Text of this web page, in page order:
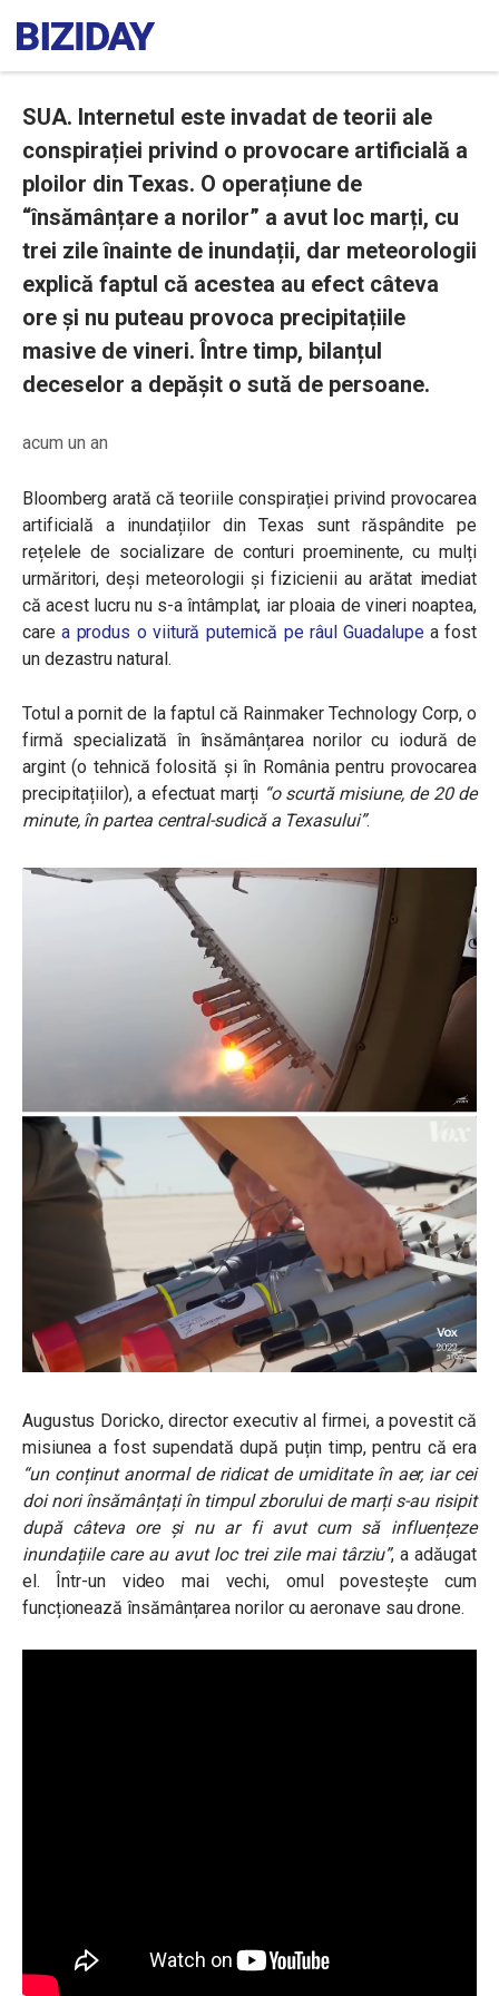
SUA. Internetul este invadat de teorii ale
conspirației privind o provocare artificială a
ploilor din Texas. O operațiune de
“însămânțare a norilor” a avut loc marți, cu
trei zile înainte de inundații, dar meteorologii
explică faptul că acestea au efect câteva
ore și nu puteau provoca precipitațiile
masive de vineri. Între timp, bilanțul
deceselor a depășit o sută de persoane.
acum un an
Bloomberg arată că teoriile conspirației privind provocarea
artificială a inundațiilor din Texas sunt răspândite pe
rețelele de socializare de conturi proeminente, cu mulți
urmăritori, deși meteorologii și fizicienii au arătat imediat
că acest lucru nu s-a întâmplat, iar ploaia de vineri noaptea,
carea produs o viitură puternică pe râul Guadalupea fost
un dezastru natural.
Totul a pornit de la faptul că Rainmaker Technology Corp, o
firmă specializată în însămânțarea norilor cu iodură de
argint (o tehnică folosită și în România pentru provocarea
precipitațiilor), a efectuat marți “o scurtă misiune, de 20 de
minute, în partea central-sudică a Texasului”.
Augustus Doricko, director executiv al firmei, a povestit că
misiunea a fost supendată după puțin timp, pentru că era
“un conținut anormal de ridicat de umiditate în aer, iar cei
doi nori însămânțați în timpul zborului de marți s-au risipit
după câteva ore și nu ar fi avut cum să influențeze
inundațiile care au avut loc trei zile mai târziu”, a adăugat
el. Într-un video mai vechi, omul povestește cum
funcționează însămânțarea norilor cu aeronave sau drone.